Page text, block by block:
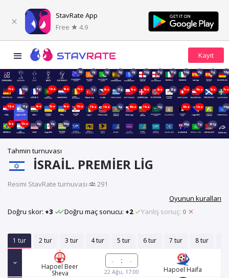
StavRate App
Free
4.9
2g 2g 2g 2g 2g 12g 5g 13g 12g 6g 5g 19g
7sa 12g 5g 12sa 6sa 7sa 5g 8sa 13g 8sa 9sa 8sa 20g 7sa 10sa 8sa 7sa
12sa 13g 9sa 5sa 4sa 13sa 11sa 11sa 6g 10sa 11sa 4g 15sa 12sa 38g
9sa 13sa 6g 6g 46g 68g 3g 151g
Tahmin turnuvası
İSRAIL. PREMIER LIG
Resmi StavRate turnuvası·
291
Oyunun kuralları
Doğru skor: +3 Doğru maç sonucu: +2 Yanlış sonuç: 0
1 tur 2 tur 3 tur 4 tur 5 tur 6 tur 7 tur 8 tur
Hapoel Beer
Sheva
:
22 Ağu, 17:00 Hapoel Haifa